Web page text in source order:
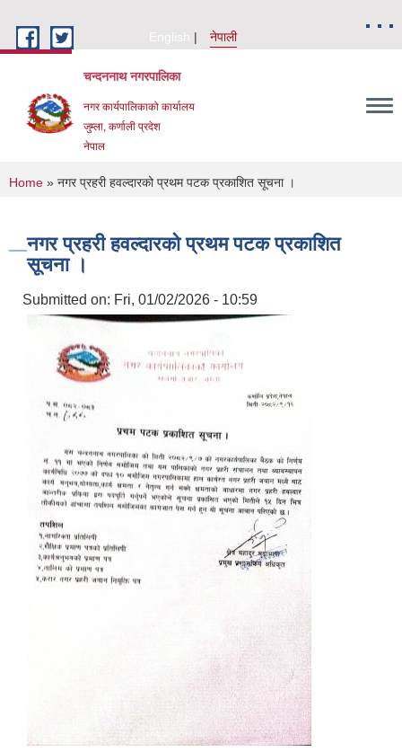
English
नेपाली
चन्दननाथ नगरपालिका
नगर कार्यपालिकाको कार्यालय
जुम्ला, कर्णाली प्रदेश
नेपाल
You are here
Home » नगर प्रहरी हवल्दारको प्रथम पटक प्रकाशित सूचना ।
नगर प्रहरी हवल्दारको प्रथम पटक प्रकाशित
सूचना ।
Submitted on: Fri, 01/02/2026 - 10:59